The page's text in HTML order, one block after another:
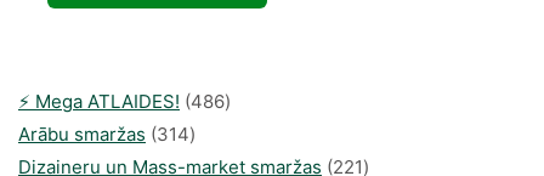
⚡️ Mega ATLAIDES! 486486
Arābu smaržas 314314
produkti
Dizaineru un Mass-market smaržas 221221